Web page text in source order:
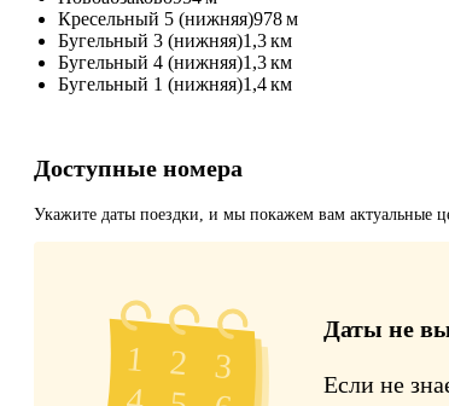
Кресельный 5 (нижняя)978 м
Бугельный 3 (нижняя)1,3 км
Бугельный 4 (нижняя)1,3 км
Бугельный 1 (нижняя)1,4 км
Доступные номера
Укажите даты поездки, и мы покажем вам актуальные
Даты не
Если не